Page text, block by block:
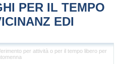
PER IL TEMPO
EDI
per attività o per il tempo libero per